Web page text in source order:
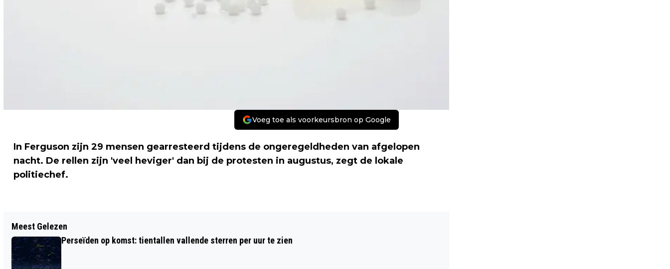
Voeg toe als voorkeursbron op Google
In Ferguson zijn 29 mensen gearresteerd tijdens de ongeregeldheden van afgelopen
nacht. De rellen zijn 'veel heviger' dan bij de protesten in augustus, zegt de lokale
politiechef.
DODEN NA INSTORTEN GEBOUW EGYPTE
AUGUSTUS
Meest Gelezen
Perseïden op komst: tientallen vallende sterren per uur te zien